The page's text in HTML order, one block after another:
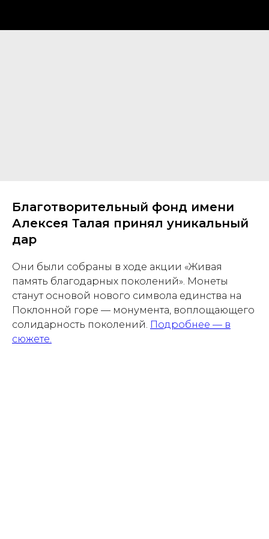
Благотворительный фонд имени
Алексея Талая принял уникальный
дар
Они были собраны в ходе акции «Живая
память благодарных поколений». Монеты
станут основой нового символа единства на
Поклонной горе — монумента, воплощающего
солидарность поколений. Подробнее — в
сюжете.